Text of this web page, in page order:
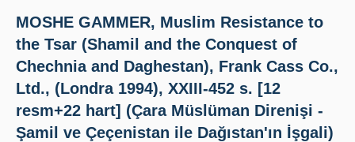
Journal Boards
Writing Rules
Principles
Publication Policies
MOSHE GAMMER, Muslim Resistance to
the Tsar (Shamil and the Conquest of
Chechnia and Daghestan), Frank Cass Co.,
Ltd., (Londra 1994), XXIII-452 s. [12
resm+22 hart] (Çara Müslüman Direnişi -
Şamil ve Çeçenistan ile Dağıstan'ın İşgali)